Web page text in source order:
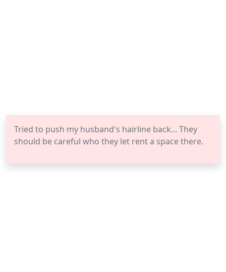
Tried to push my husband's hairline back... They
should be careful who they let rent a space there.